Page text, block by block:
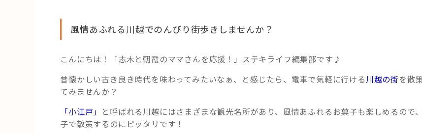
風情あふれる川越でのんびり街歩きしませんか？
こんにちは！「志木と朝霞のママさんを応援！」ステキライフ編集部です♪
昔懐かしい古き良き時代を味わってみたいなぁ、と感じたら、電車で気軽に行ける川越の街を散
てみませんか？
「小江戸」 と呼ばれる川越にはさまざまな観光名所があり、風情あふれるお菓子も楽しめるので
子で散策するのにピッタリです！